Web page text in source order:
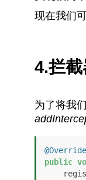
现在我们
4.拦
为了将我
@Override
public